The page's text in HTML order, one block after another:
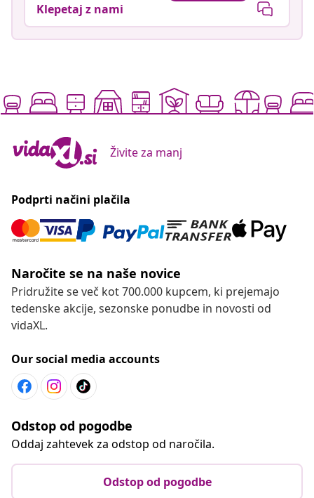
Klepetaj z nami
Živite za manj
Podprti načini plačila
Naročite se na naše novice
Pridružite se več kot 700.000 kupcem, ki prejemajo
tedenske akcije, sezonske ponudbe in novosti od
vidaXL.
Our social media accounts
Odstop od pogodbe
Oddaj zahtevek za odstop od naročila.
Odstop od pogodbe